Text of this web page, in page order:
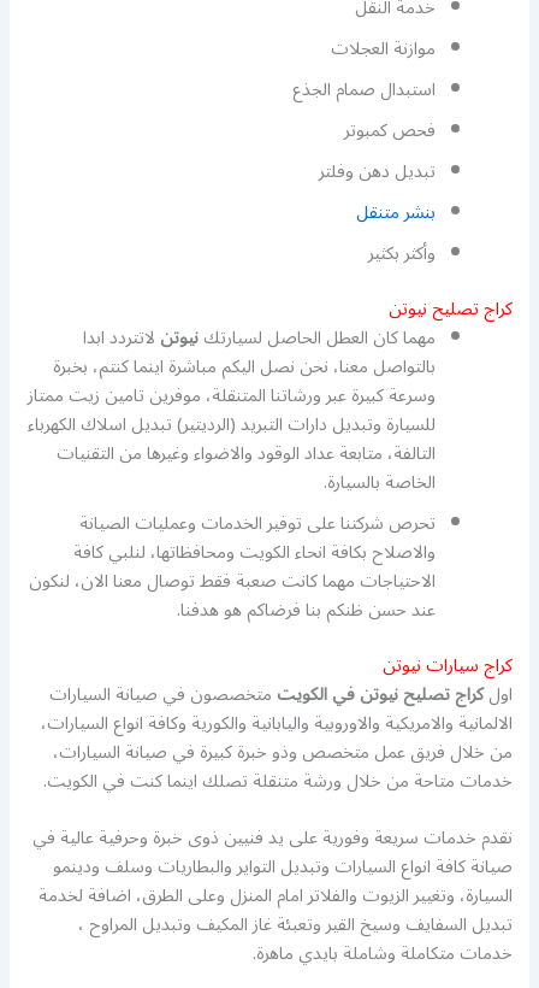
خدمة النقل
موازنة العجلات
استبدال صمام الجذع
فحص كمبوتر
تبديل دهن وفلتر
بنشر متنقل
وأكثر بكثير
كراج تصليح نيوتن
مهما كان العطل الحاصل لسيارتكنيوتنلاتتردد ابدا
بالتواصل معنا، نحن نصل اليكم مباشرة اينما كنتم، بخبرة
وسرعة كبيرة عبر ورشاتنا المتنقلة، موفرين تامين زيت ممتاز
للسيارة وتبديل دارات التبريد (الرديتير) تبديل اسلاك الكهرباء
التالفة، متابعة عداد الوقود والاضواء وغيرها من التقنيات
الخاصة بالسيارة.
تحرص شركتنا على توفير الخدمات وعمليات الصيانة
والاصلاح بكافة انحاء الكويت ومحافظاتها، لنلبي كافة
الاحتياجات مهما كانت صعبة فقط توصال معنا الان، لنكون
عند حسن ظنكم بنا فرضاكم هو هدفنا.
كراج سيارات نيوتن
اولكراج تصليح نيوتن في الكويتمتخصصون في صيانة السيارات
الالمانية والامريكية والاوروبية واليابانية والكورية وكافة انواع السيارات،
من خلال فريق عمل متخصص وذو خبرة كبيرة في صيانة السيارات،
خدمات متاحة من خلال ورشة متنقلة تصلك اينما كنت في الكويت.
نقدم خدمات سريعة وفورية على يد فنيين ذوى خبرة وحرفية عالية في
صيانة كافة انواع السيارات وتبديل التواير والبطاريات وسلف ودينمو
السيارة، وتغيير الزيوت والفلاتر امام المنزل وعلى الطرق، اضافة لخدمة
تبديل السفايف وسيخ القير وتعبئة غاز المكيف وتبديل المراوح ،
خدمات متكاملة وشاملة بايدي ماهرة.